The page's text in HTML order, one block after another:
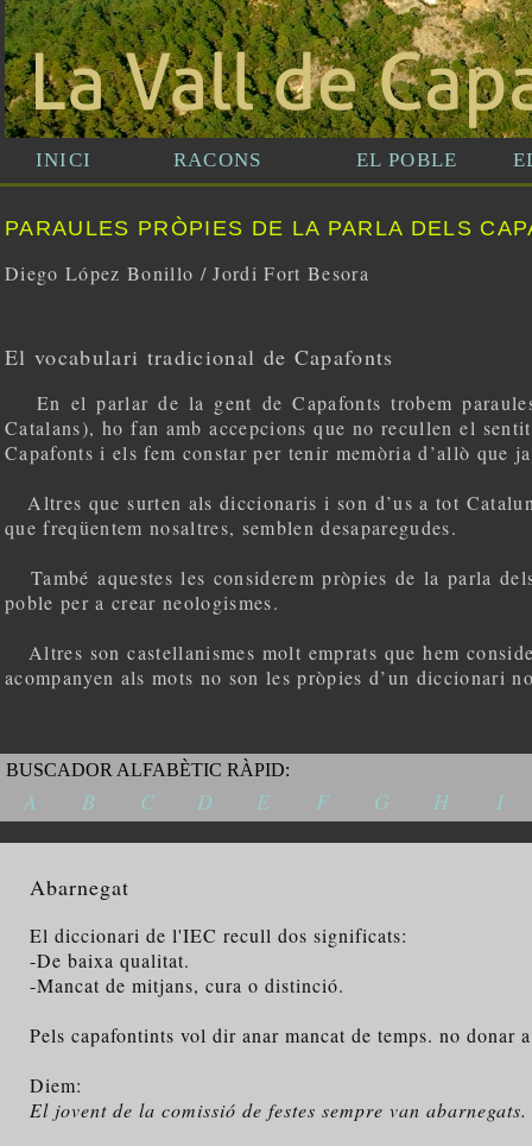
PARAULES PRÒPIES DE LA PARLA DELS
Diego López Bonillo / Jordi Fort Besora
El vocabulari tradicional de Capafonts
En el parlar de la gent de Capafonts trobem
Catalans), ho fan amb accepcions que no recullen el
Capafonts i els fem constar per tenir memòria d’allò que
Altres que surten als diccionaris i son d’us a tot
que freqüentem nosaltres, semblen desaparegudes.
També aquestes les considerem pròpies de la parla
poble per a crear neologismes.
Altres son castellanismes molt emprats que hem
acompanyen als mots no son les pròpies d’un diccionari
BUSCADOR ALFABÈTIC RÀPID:
A B C D E F G H I
Abarnegat
El diccionari de l'IEC recull dos significats:
-De baixa qualitat.
-Mancat de mitjans, cura o distinció.
Pels capafontints vol dir anar mancat de temps. no donar
Diem:
El jovent de la comissió de festes sempre van abarnegats.